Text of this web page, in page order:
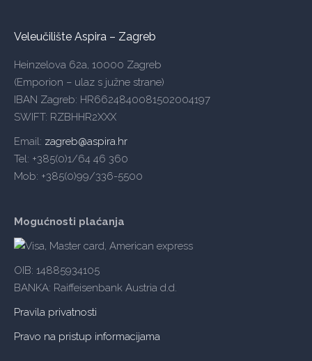
Veleučilište Aspira – Zagreb
Heinzelova 62a, 10000 Zagreb
(Emporion – ulaz s južne strane)
IBAN Zagreb: HR6624840081502004197
SWIFT: RZBHHR2XXX
Email: zagreb@aspira.hr
Tel: +385(0)1/64 46 360
Mob: +385(0)99/336-5500
Mogućnosti plaćanja
OIB: 14885934105
BANKA: Raiffeisenbank Austria d.d.
Pravila privatnosti
Pravo na pristup informacijama